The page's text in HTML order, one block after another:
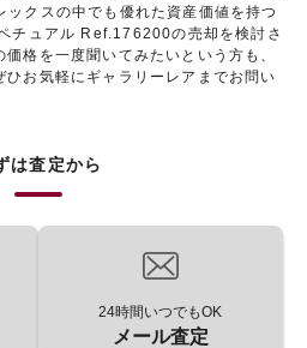
クスの中でも優れた資産価値を持つ
チュアル Ref.176200の売却を検討さ
格を一度聞いてみたいという方も、
お気軽にギャラリーレアまでお問い
は査定から
24時間いつでもOK
メール査定